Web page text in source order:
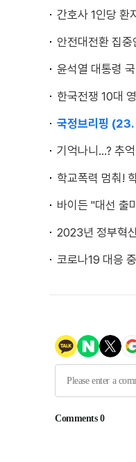
간호사 1인당
안전대전환 집중
윤석열 대통령
한국전쟁 10대
국정브리핑
기억나니...? 추
학교폭력 멈춰!
바이든 "대선 출
2023년 정부혁
코로나19 대응